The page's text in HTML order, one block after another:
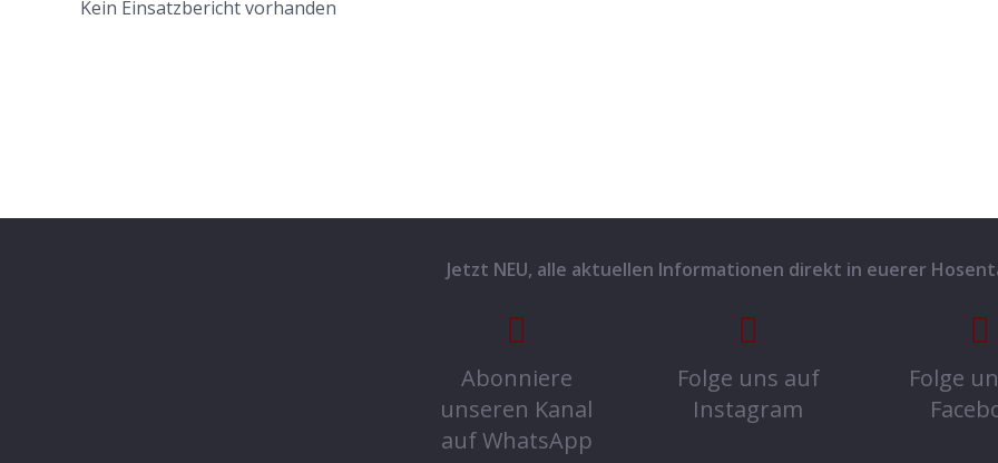
Kein Einsatzbericht vorhanden
Jetzt NEU, alle aktuellen Informationen direkt in euerer
Abonniere
unseren Kanal
auf WhatsApp
Folge uns auf
Instagram
Folge